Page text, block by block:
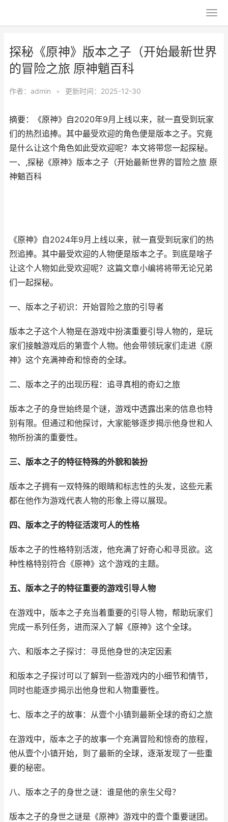
探秘《原神》版本之子（开始最新世界
的冒险之旅 原神魈百科
作者： admin • 更新时间：2025-12-30
摘要：《原神》自2020年9月上线以来，就一直受到玩家
们的热烈追捧。其中最受欢迎的角色便是版本之子。究竟
是什么让这个角色如此受欢迎呢？本文将带您一起探秘。
一、,探秘《原神》版本之子（开始最新世界的冒险之旅 原
神魈百科
《原神》自2024年9月上线以来，就一直受到玩家们的热
烈追捧。其中最受欢迎的人物便是版本之子。到底是啥子
让这个人物如此受欢迎呢？这篇文章小编将将带无论兄弟
们一起探秘。
一、版本之子初识：开始冒险之旅的引导者
版本之子这个人物是在游戏中扮演重要引导人物的，是玩
家们接触游戏后的第壹个人物。他会带领玩家们走进《原
神》这个充满神奇和惊奇的全球。
二、版本之子的出现历程：追寻真相的奇幻之旅
版本之子的身世始终是个谜，游戏中透露出来的信息也特
别有限。但通过和他探讨，大家能够逐步揭示他身世和人
物所扮演的重要性。
三、版本之子的特征特殊的外貌和装扮
版本之子拥有一双特殊的眼睛和标志性的头发，这些元素
都在他作为游戏代表人物的形象上得以展现。
四、版本之子的特征活泼可人的性格
版本之子的性格特别活泼，他充满了好奇心和寻觅欲。这
种性格特别符合《原神》这个游戏的主题。
五、版本之子的特征重要的游戏引导人物
在游戏中，版本之子充当着重要的引导人物，帮助玩家们
完成一系列任务，进而深入了解《原神》这个全球。
六、和版本之子探讨：寻觅他身世的决定因素
和版本之子探讨可以了解到一些游戏内的小细节和情节，
同时也能逐步揭示出他身世和人物重要性。
七、版本之子的故事：从壹个小镇到最新全球的奇幻之旅
在游戏中，版本之子的故事一个充满冒险和惊奇的旅程，
他从壹个小镇开始，到了最新的全球，逐渐发现了一些重
要的秘密。
八、版本之子的身世之谜：谁是他的亲生父母？
版本之子的身世之谜是《原神》游戏中的壹个重要谜团。